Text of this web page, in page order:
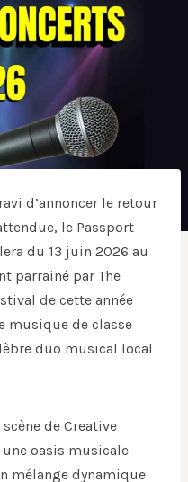
d’annoncer le retour
le Passport
du 13 juin 2026 au
parrainé par The
de cette année
musique de classe
duo musical local
de Creative
oasis musicale
mélange dynamique